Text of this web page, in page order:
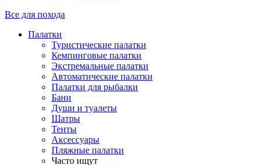
Все для похода
Палатки
Туристические палатки
Кемпинговые палатки
Экстремальные палатки
Автоматические палатки
Палатки для рыбалки
Бани
Души и туалеты
Шатры
Тенты
Аксессуары
Пляжные палатки
Часто ищут